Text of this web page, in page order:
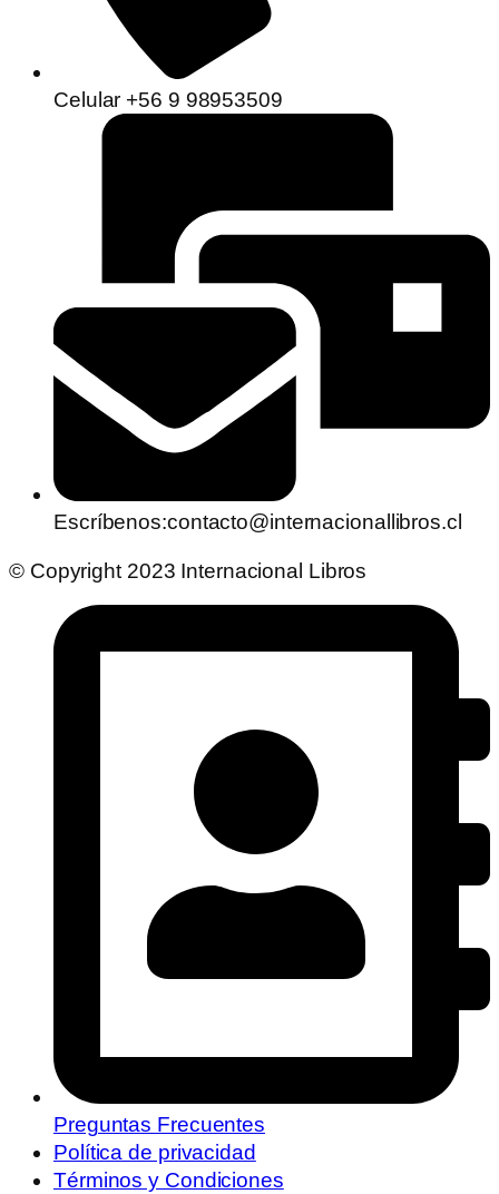
Celular +56 9 98953509
Escríbenos:contacto@internacionallibros.cl
© Copyright 2023 Internacional Libros
Preguntas Frecuentes
Política de privacidad
Términos y Condiciones